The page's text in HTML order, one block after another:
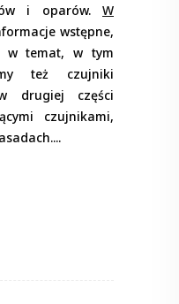
i oparów. W
wstępne,
w temat, w tym
też czujniki
drugiej części
czujnikami,